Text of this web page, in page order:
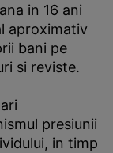
in 16 ani
aproximativ
bani pe
si reviste.
presiunii
in timp